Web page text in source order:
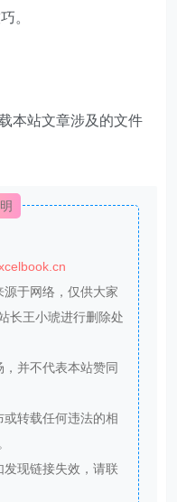
。
本站文章涉及的文件
于网络，仅供大家
长王小琥进行删除处
并不代表本站赞同
转载任何违法的相
现链接失效，请联